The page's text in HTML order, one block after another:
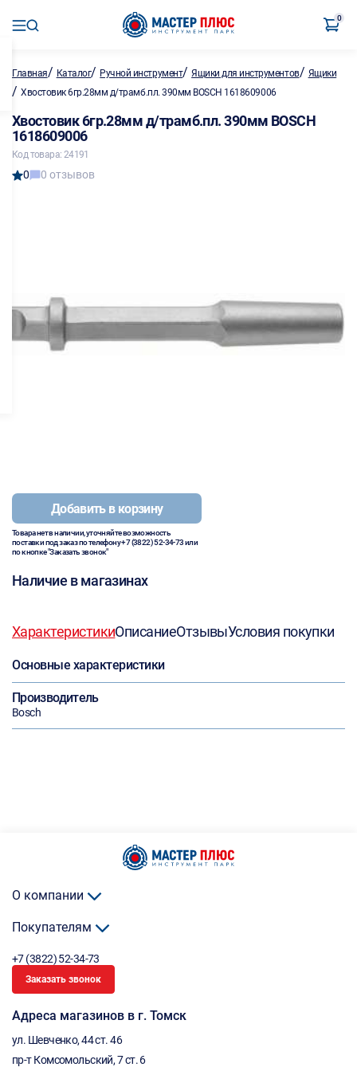
0
Главная/ Каталог/ Ручной инструмент/Ящики для инструментов/ Ящики
/ Хвостовик 6гр.28мм д/трамб.пл. 390мм BOSCH 1618609006
Хвостовик 6гр.28мм д/трамб.пл. 390мм BOSCH
1618609006
Код товара: 24191
0 0 отзывов
Добавить в корзину
Товара нет в наличии, уточняйте возможность
поставки под заказ по телефону+7 (3822) 52-34-73или
по кнопке "Заказать звонок"
Наличие в магазинах
ХарактеристикиОписаниеОтзывыУсловия покупки
Основные характеристики
Производитель
Bosch
О компании
Покупателям
+7 (3822) 52-34-73
Заказать звонок
Адреса магазинов в г. Томск
ул. Шевченко, 44 ст. 46
пр-т Комсомольский, 7 ст. 6